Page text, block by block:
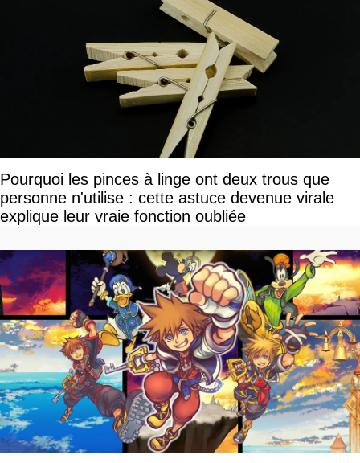
Pourquoi les pinces à linge ont deux trous que
personne n'utilise : cette astuce devenue virale
explique leur vraie fonction oubliée